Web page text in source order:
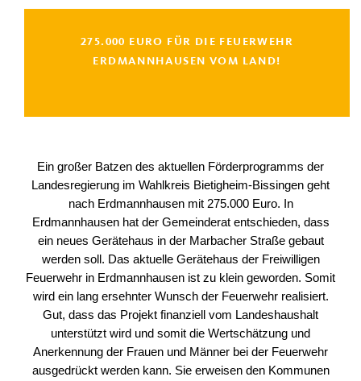
275.000 EURO FÜR DIE FEUERWEHR
ERDMANNHAUSEN VOM LAND!
Ein großer Batzen des aktuellen Förderprogramms der
Landesregierung im Wahlkreis Bietigheim-Bissingen geht
nach Erdmannhausen mit 275.000 Euro. In
Erdmannhausen hat der Gemeinderat entschieden, dass
ein neues Gerätehaus in der Marbacher Straße gebaut
werden soll. Das aktuelle Gerätehaus der Freiwilligen
Feuerwehr in Erdmannhausen ist zu klein geworden. Somit
wird ein lang ersehnter Wunsch der Feuerwehr realisiert.
Gut, dass das Projekt finanziell vom Landeshaushalt
unterstützt wird und somit die Wertschätzung und
Anerkennung der Frauen und Männer bei der Feuerwehr
ausgedrückt werden kann. Sie erweisen den Kommunen